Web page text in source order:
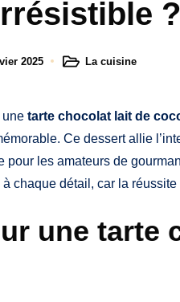
?
2025
PostedLa cuisine
une tarte chocolat lait de
Ce dessert allie
pour les amateurs de
chaque détail, car la
une tarte